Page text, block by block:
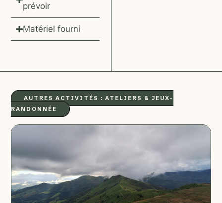
prévoir
Matériel fourni
AUTRES ACTIVITÉS :ATELIERS & JEUX–
RANDONNÉE